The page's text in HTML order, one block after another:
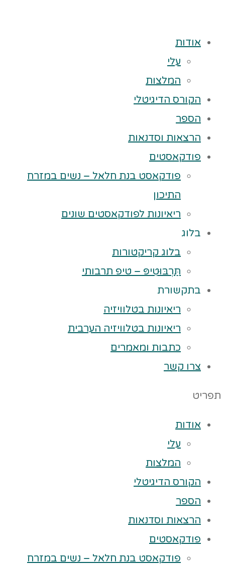
אודות
עלי
המלצות
הקורס הדיגיטלי
הספר
הרצאות וסדנאות
פודקאסטים
פודקאסט בנת חלאל – נשים במזרח
התיכון
ריאיונות לפודקאסטים שונים
בלוג
בלוג קריקטורות
תַּרְבּוּטִיפּ – טיפ תרבותי
בתקשורת
ריאיונות בטלוויזיה
ריאיונות בטלוויזיה הערבית
כתבות ומאמרים
צרו קשר
תפריט
אודות
עלי
המלצות
הקורס הדיגיטלי
הספר
הרצאות וסדנאות
פודקאסטים
פודקאסט בנת חלאל – נשים במזרח